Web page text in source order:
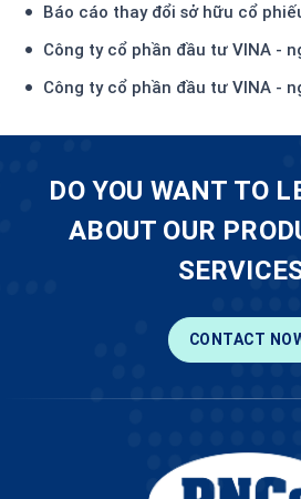
Báo cáo thay đổi sở hữu cổ
Công ty TNHH Đầu tư và
Công ty cổ phần đầu tư VINA -
Ủy viên HĐQT - đăng ký mua
Công ty cổ phần đầu tư VINA -
DO YOU WANT TO
ABOUT OUR
CONTACT